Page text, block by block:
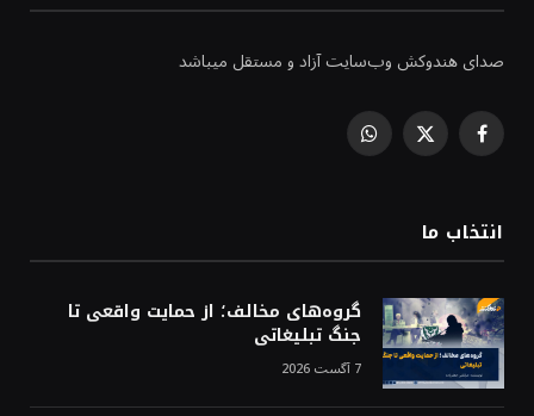
صدای هندوکش وب‌سایت آزاد و مستقل میباشد
Facebook
X
WhatsApp
انتخاب ما
گروه‌های مخالف؛ از حمایت واقعی تا
جنگ تبلیغاتی
7 آگست 2026